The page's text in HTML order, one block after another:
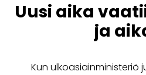
Uusi aika
ja
Kun ulkoasiainministeriö